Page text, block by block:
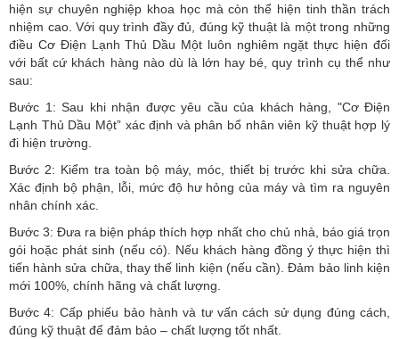
hiện sự chuyên nghiệp khoa học mà còn thể hiện tinh thần trách
nhiệm cao. Với quy trình đầy đủ, đúng kỹ thuật là một trong những
điều Cơ Điện Lạnh Thủ Dầu Một luôn nghiêm ngặt thực hiện đối
với bất cứ khách hàng nào dù là lớn hay bé, quy trình cụ thể như
sau:
Bước 1: Sau khi nhận được yêu cầu của khách hàng, "Cơ Điện
Lạnh Thủ Dầu Một” xác định và phân bổ nhân viên kỹ thuật hợp lý
đi hiện trường.
Bước 2: Kiểm tra toàn bộ máy, móc, thiết bị trước khi sửa chữa.
Xác định bộ phận, lỗi, mức độ hư hỏng của máy và tìm ra nguyên
nhân chính xác.
Bước 3: Đưa ra biện pháp thích hợp nhất cho chủ nhà, báo giá trọn
gói hoặc phát sinh (nếu có). Nếu khách hàng đồng ý thực hiện thì
tiến hành sửa chữa, thay thế linh kiện (nếu cần). Đảm bảo linh kiện
mới 100%, chính hãng và chất lượng.
Bước 4: Cấp phiếu bảo hành và tư vấn cách sử dụng đúng cách,
đúng kỹ thuật để đảm bảo – chất lượng tốt nhất.